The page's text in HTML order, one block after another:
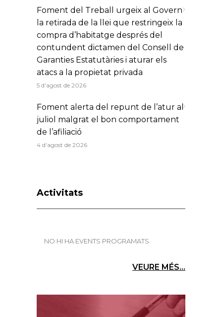
Foment del Treball urgeix al Govern
la retirada de la llei que restringeix la
compra d’habitatge després del
contundent dictamen del Consell de
Garanties Estatutàries i aturar els
atacs a la propietat privada
5 d'agost de 2026
Foment alerta del repunt de l’atur al
juliol malgrat el bon comportament
de l’afiliació
4 d'agost de 2026
Activitats
NO HI HA EVENTS PROGRAMATS
VEURE MÉS...